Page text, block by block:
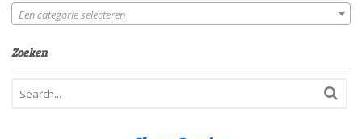
Een categorie selecteren
Zoeken